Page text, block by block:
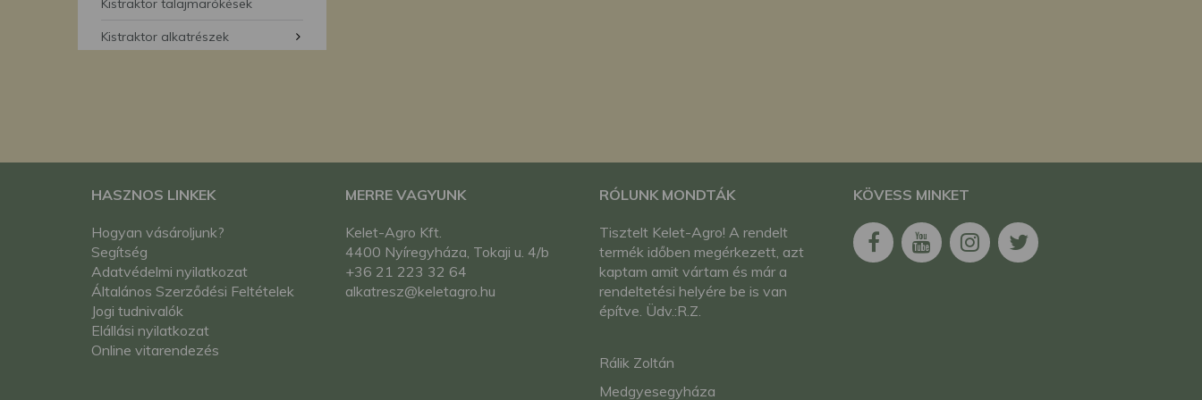
Kistraktor talajmarókések
Kistraktor alkatrészek
HASZNOS LINKEK
Hogyan vásároljunk?
Segítség
Adatvédelmi nyilatkozat
Általános Szerződési Feltételek
Jogi tudnivalók
Elállási nyilatkozat
Online vitarendezés
MERRE VAGYUNK
Kelet-Agro Kft.
4400 Nyíregyháza, Tokaji u. 4/b
+36 21 223 32 64
alkatresz@keletagro.hu
RÓLUNK MONDTÁK
Tisztelt Kelet-Agro! A rendelt
termék időben megérkezett, azt
kaptam amit vártam és már a
rendeltetési helyére be is van
építve. Üdv.:R.Z.
Rálik Zoltán
Medgyesegyháza
KÖVESS MINKET